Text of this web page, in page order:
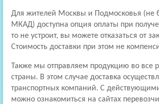
Для жителей Москвы и Подмосковья (не
МКАД) доступна опция оплаты при
то не устроит, вы можете отказаться от
Стоимость доставки при этом не
Также мы отправляем продукцию во все
страны. В этом случае доставка
транспортных компаний. С
можно ознакомиться на сайтах